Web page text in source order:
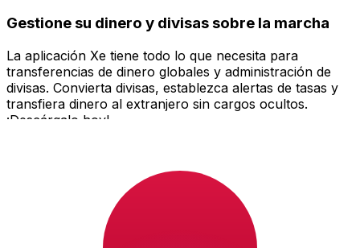
Gestione su dinero y divisas sobre la marcha
La aplicación Xe tiene todo lo que necesita para
transferencias de dinero globales y administración de
divisas. Convierta divisas, establezca alertas de tasas y
transfiera dinero al extranjero sin cargos ocultos.
¡Descárgalo hoy!